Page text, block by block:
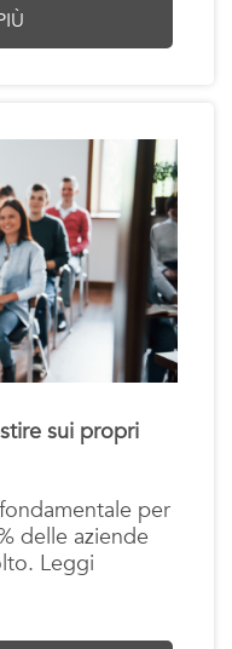
sui propri
per
delle aziende
Leggi